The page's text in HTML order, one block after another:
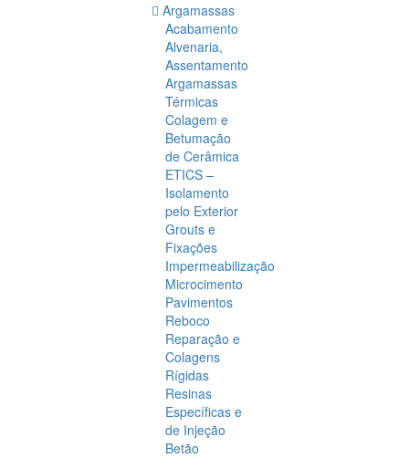
Argamassas
Acabamento
Alvenaria,
Assentamento
Argamassas
Térmicas
Colagem e
Betumação
de Cerâmica
ETICS –
Isolamento
pelo Exterior
Grouts e
Fixações
Impermeabilização
Microcimento
Pavimentos
Reboco
Reparação e
Colagens
Rígidas
Resinas
Específicas e
de Injeção
Betão